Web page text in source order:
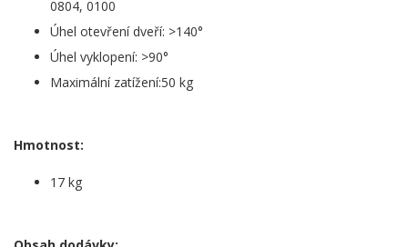
0804, 0100
Úhel otevření dveří: >140°
Úhel vyklopení: >90°
Maximální zatížení:50 kg
Hmotnost:
17 kg